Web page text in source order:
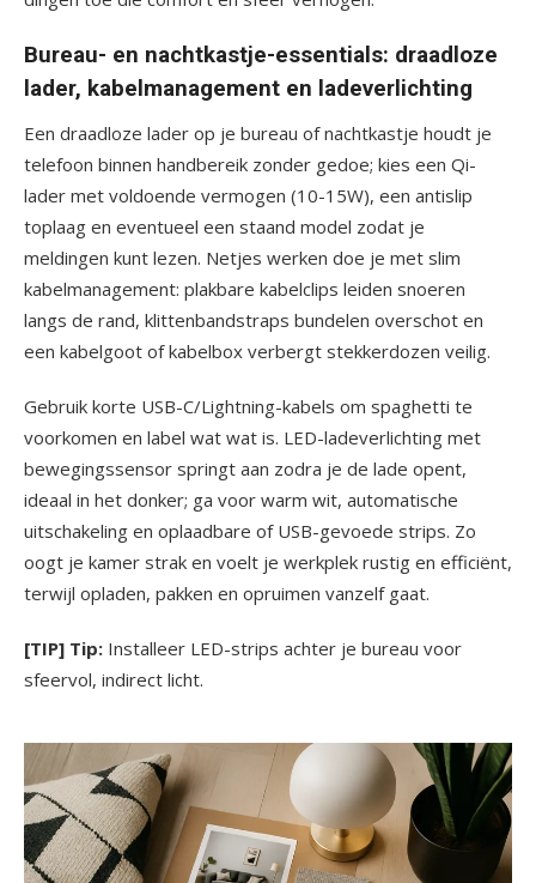
Bureau- en nachtkastje-essentials: draadloze
lader, kabelmanagement en ladeverlichting
Een draadloze lader op je bureau of nachtkastje houdt je
telefoon binnen handbereik zonder gedoe; kies een Qi-
lader met voldoende vermogen (10-15W), een antislip
toplaag en eventueel een staand model zodat je
meldingen kunt lezen. Netjes werken doe je met slim
kabelmanagement: plakbare kabelclips leiden snoeren
langs de rand, klittenbandstraps bundelen overschot en
een kabelgoot of kabelbox verbergt stekkerdozen veilig.
Gebruik korte USB-C/Lightning-kabels om spaghetti te
voorkomen en label wat wat is. LED-ladeverlichting met
bewegingssensor springt aan zodra je de lade opent,
ideaal in het donker; ga voor warm wit, automatische
uitschakeling en oplaadbare of USB-gevoede strips. Zo
oogt je kamer strak en voelt je werkplek rustig en efficiënt,
terwijl opladen, pakken en opruimen vanzelf gaat.
[TIP] Tip: Installeer LED-strips achter je bureau voor
sfeervol, indirect licht.